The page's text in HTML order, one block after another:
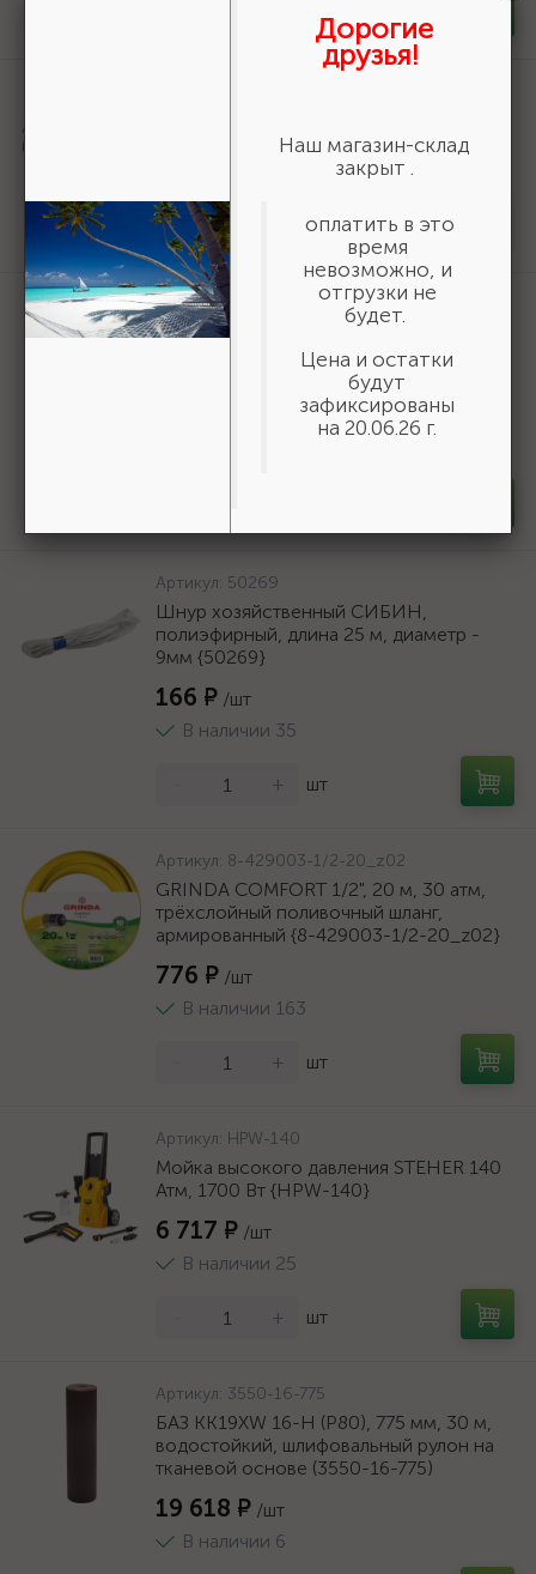
шт
пильный по дереву {36800-140-20-
161 ₽ /шт
Нет в наличии
Артикул: 3550-16-775
БАЗ KK19XW 16-H (Р80), 775 мм, 30 м,
водостойкий, шлифовальный рулон на
тканевой основе (3550-16-775)
Артикул: 50269
Шнур хозяйственный СИБИН,
полиэфирный, длина 25 м, диаметр -
9мм {50269}
166 ₽ /шт
В наличии 35
+ шт
Артикул: 8-429003-1/2-20_z02
GRINDA COMFORT 1/2", 20 м, 30 атм,
трёхслойный поливочный шланг,
армированный {8-429003-1/2-20_z02}
776 ₽ /шт
В наличии 163
+ шт
Артикул: HPW-140
Мойка высокого давления STEHER 140
Атм, 1700 Вт {HPW-140}
6 717 ₽ /шт
В наличии 25
+ шт
Артикул: 3550-16-775
БАЗ KK19XW 16-H (Р80), 775 мм, 30 м,
водостойкий, шлифовальный рулон на
тканевой основе (3550-16-775)
19 618 ₽ /шт
В наличии 6
Дорогие
друзья!
Наш магазин-склад
закрыт .
оплатить в это
время
невозможно, и
отгрузки не
будет.
Цена и остатки
будут
зафиксированы
на 20.06.26 г.